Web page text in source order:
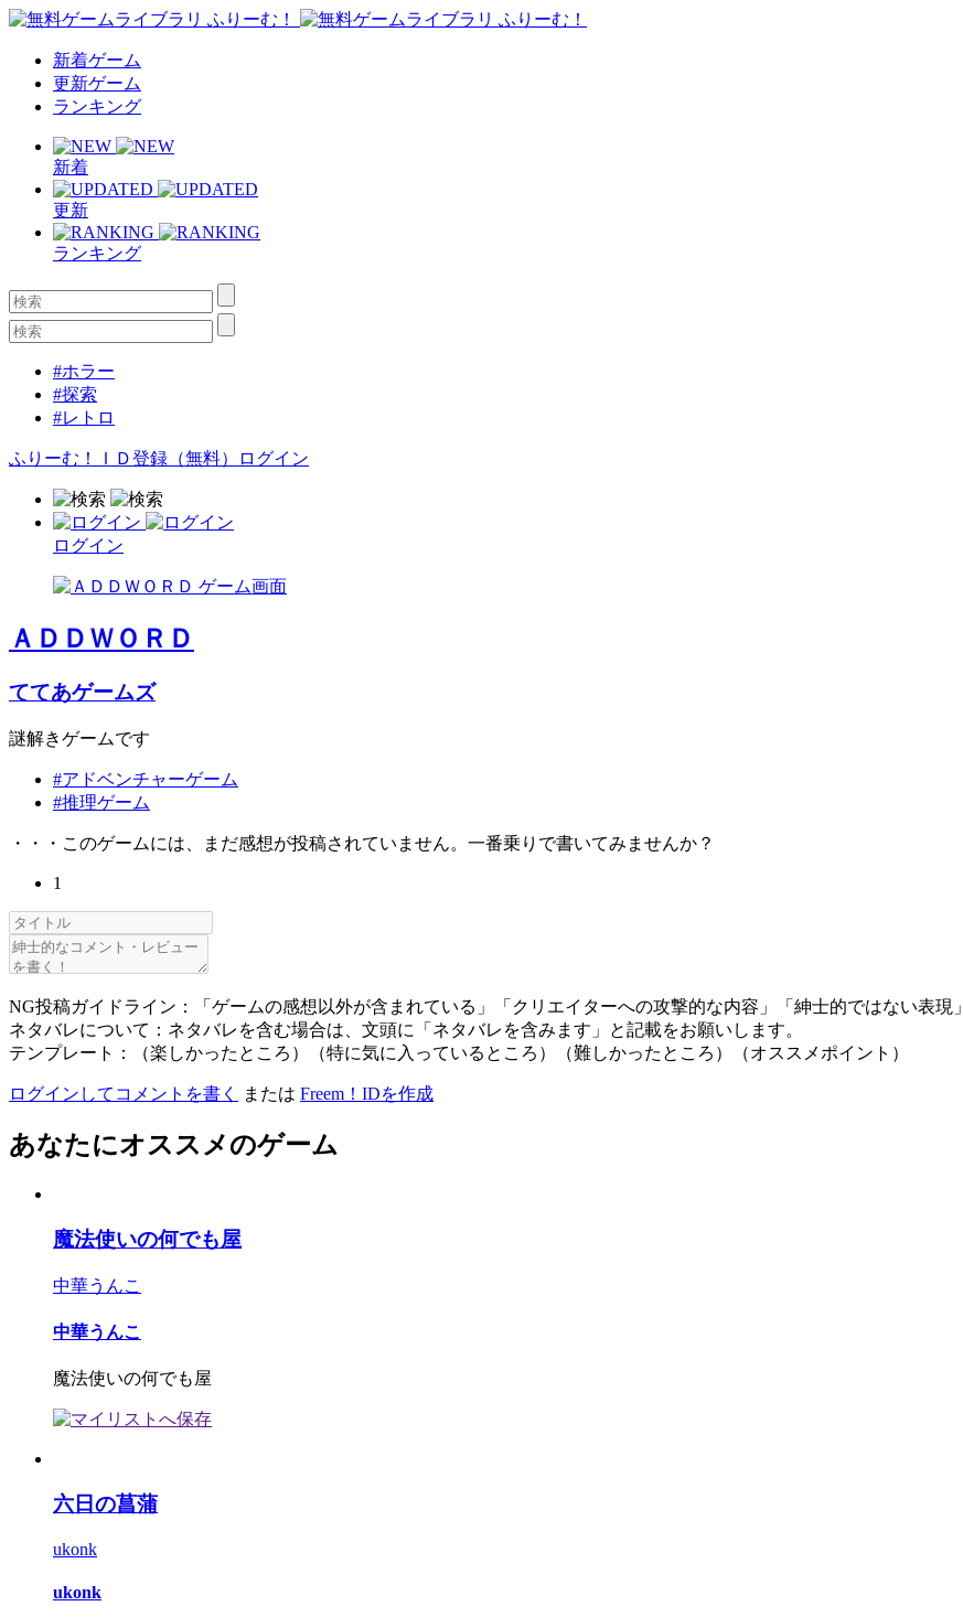
新着ゲーム
更新ゲーム
ランキング
新着
更新
ランキング
#ホラー
#探索
#レトロ
ふりーむ！ＩＤ登録（無料） ログイン
ログイン
ＡＤＤＷＯＲＤ
ててあゲームズ
謎解きゲームです
#アドベンチャーゲーム
#推理ゲーム
・・・このゲームには、まだ感想が投稿されていません。一番乗りで書いてみませんか？
1
NG投稿ガイドライン：「ゲームの感想以外が含まれている」「クリエイターへの攻撃的な内容」「紳士的ではない表現」
ネタバレについて：ネタバレを含む場合は、文頭に「ネタバレを含みます」と記載をお願いします。
テンプレート：（楽しかったところ）（特に気に入っているところ）（難しかったところ）（オススメポイント）
ログインしてコメントを書く または Freem！IDを作成
あなたにオススメのゲーム
魔法使いの何でも屋
中華うんこ
中華うんこ
魔法使いの何でも屋
六日の菖蒲
ukonk
ukonk